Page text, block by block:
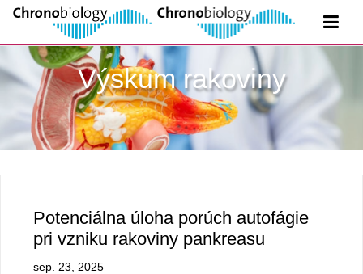
Výskum rakoviny
Potenciálna úloha porúch autofágie
pri vzniku rakoviny pankreasu
sep. 23, 2025